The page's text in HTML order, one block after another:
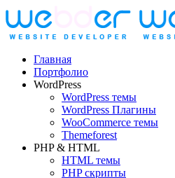
Главная
Портфолио
WordPress
WordPress темы
WordPress Плагины
WooCommerce темы
Themeforest
PHP & HTML
HTML темы
PHP скрипты